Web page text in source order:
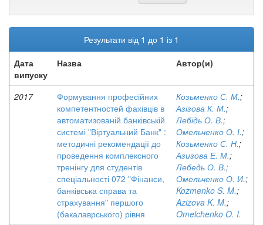
Результати від 1 до 1 із 1
Дата
випуску
Назва Автор(и)
2017
Формування професійних
компетентностей фахівців в
автоматизованій банківській
системі "Віртуальний Банк" :
методичні рекомендації до
проведення комплексного
тренінгу для студентів
спеціальності 072 "Фінанси,
банківська справа та
страхування" першого
(бакалаврського) рівня
Козьменко С. М.;
Азізова К. М.;
Лебідь О. В.;
Омельченко О. І.;
Козьменко С. Н.;
Азизова Е. М.;
Лебедь О. В.;
Омельченко О. И.;
Kozmenko S. M.;
Azizova K. M.;
Omelchenko O. I.